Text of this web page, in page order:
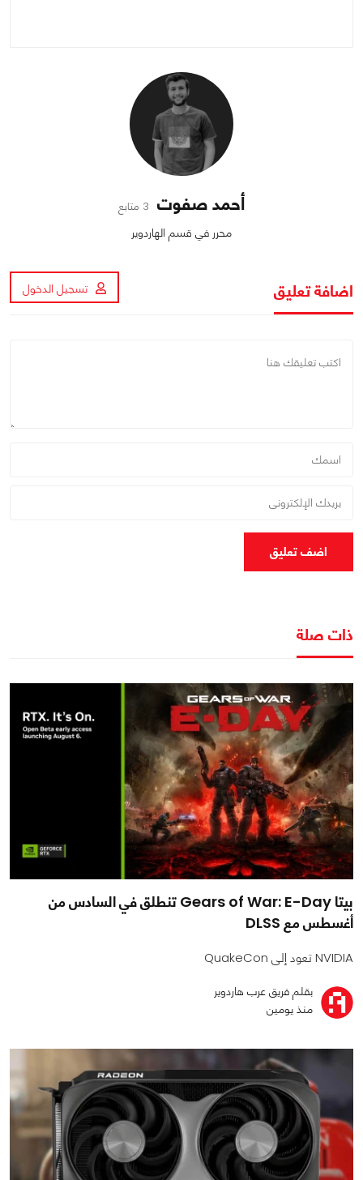
أحمد صفوت 3 متابع
محرر في قسم الهاردوير
اضافة تعليق تسجيل الدخول
اضف تعليق
ذات صلة
بيتا Gears of War: E-Day تنطلق في السادس من
أغسطس مع DLSS
NVIDIA تعود إلى QuakeCon
بقلم فريق عرب هاردوير
منذ يومين